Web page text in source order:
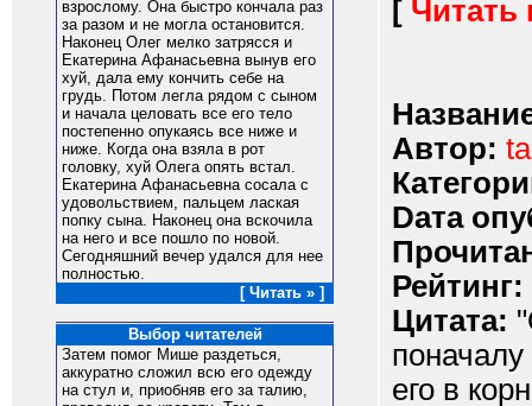
взрослому. Она быстро кончала раз
за разом и не могла остановится.
Наконец Олег мелко затрясся и
Екатерина Афанасьевна вынув его
хуй, дала ему кончить себе на
грудь. Потом легла рядом с сыном
и начала целовать все его тело
постепенно опукаясь все ниже и
ниже. Когда она взяла в рот
головку, хуй Олега опять встал.
Екатерина Афанасьевна сосала с
удовольствием, пальцем лаская
попку сына. Наконец она вскочила
на него и все пошло по новой.
Сегодняшний вечер удался для нее
полностью.
[ Читать » ]
Выбор читателей
Затем помог Мише раздеться,
аккуратно сложил всю его одежду
на стул и, приобняв его за талию,
[ Читать
Автор:
Dата
Рейтинг:
Цитата:
его в